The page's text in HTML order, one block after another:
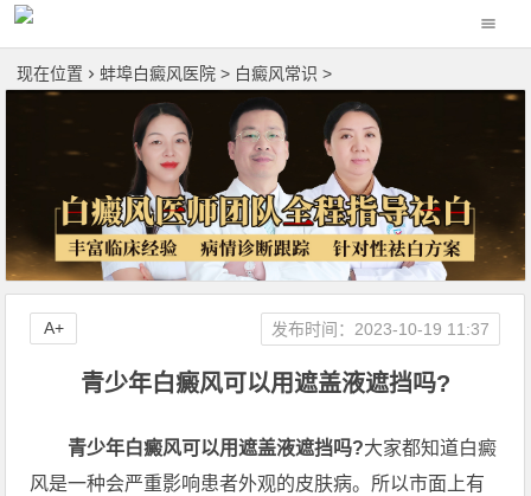
现在位置 蚌埠白癜风医院 > 白癜风常识 >
青少年白癜风可以用遮盖液遮挡吗?
发布时间：2023-10-19 11:37
A+
青少年白癜风可以用遮盖液遮挡吗?大家都知道白癜
风是一种会严重影响患者外观的皮肤病。所以市面上有